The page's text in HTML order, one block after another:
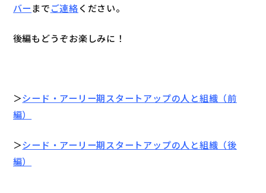
バーまでご連絡ください。
後編もどうぞお楽しみに！
＞シード・アーリー期スタートアップの人と組織（前
編）
＞シード・アーリー期スタートアップの人と組織（後
編）